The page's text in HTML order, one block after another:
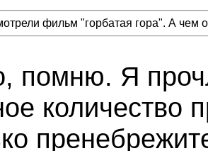
фильм "горбатая гора". А чем
помню. Я